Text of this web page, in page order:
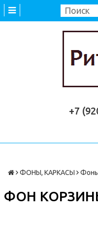
+7
ФОНЫ, КАРКАСЫ
ФОН